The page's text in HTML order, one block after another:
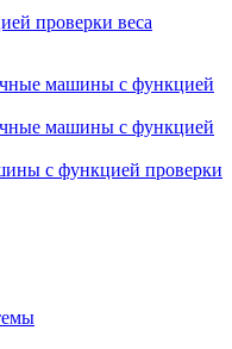
проверки веса
машины с функцией
машины с функцией
с функцией проверки